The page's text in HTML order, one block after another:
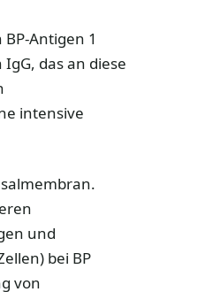
Antigen 1
das an diese
intensive
und
bei BP
von